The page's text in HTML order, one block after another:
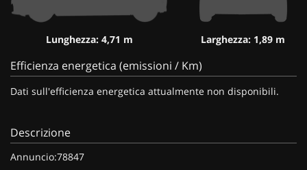
Lunghezza: 4,71 m Larghezza: 1,89 m
Efficienza energetica (emissioni / Km)
Dati sull'efficienza energetica attualmente non disponibili.
Descrizione
Annuncio:78847